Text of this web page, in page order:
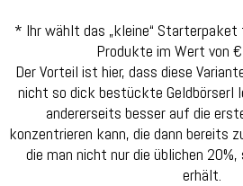
* Ihr wählt das „kleine“
Produkte im Wert von
Der Vorteil ist hier, dass diese
nicht so dick bestückte Geldbörserl
andererseits besser auf die
konzentrieren kann, die dann bereits
die man nicht nur die üblichen 20%,
erhält.